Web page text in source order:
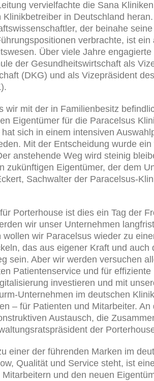
vervielfachte die Sana
in Deutschland
der beinahe
verbrachte, ist
Über viele Jahre
der Gesundheitswirtschaft als
(DKG) und als Vizepräsident
wir mit der in Familienbesitz
Eigentümer für die Paracelsus
sich in einem intensiven
Mit der Entscheidung wurde
anstehende Weg wird steinig
zukünftigen Eigentümer, der dem
Sachwalter der Paracelsus-
Porterhouse ist dies ein Tag der
wir unser Unternehmen
wollen wir Paracelsus wieder zu
das aus eigener Kraft und
sein. Aber wir werden versuchen
Patientenservice und für
investieren und mit
Unternehmen im deutschen
– für Patienten und Mitarbeiter.
Austausch, die
der
einer der führenden Marken im
Qualität und Service steht, ist
und den neuen